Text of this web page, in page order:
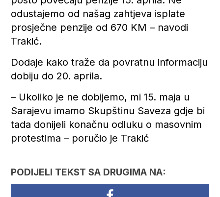
odustajemo od našag zahtjeva isplate
prosječne penzije od 670 KM – navodi
Trakić.
Dodaje kako traže da povratnu informaciju
dobiju do 20. aprila.
– Ukoliko je ne dobijemo, mi 15. maja u
Sarajevu imamo Skupštinu Saveza gdje bi
tada donijeli konačnu odluku o masovnim
protestima – poručio je Trakić
PODIJELI TEKST SA DRUGIMA NA: